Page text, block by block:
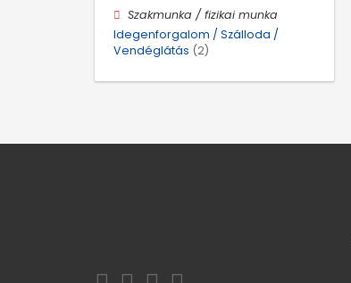
Szakmunka / fizikai munka
Idegenforgalom / Szálloda /
Vendéglátás (2)